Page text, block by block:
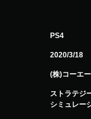
PS4
2020/3/18
(株)コーエ
ストラテジ
シミュレー